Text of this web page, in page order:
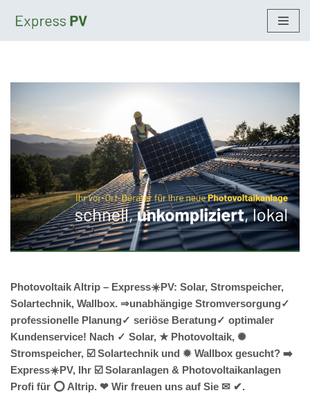
Photovoltaik Altrip – Express☀️PV️: Solar, Stromspeicher,
Solartechnik, Wallbox. ⇒unabhängige Stromversorgung✓
professionelle Planung✓ seriöse Beratung✓ optimaler
Kundenservice! Nach ✓ Solar, ★ Photovoltaik, ✺
Stromspeicher, ☑️ Solartechnik und ✹ Wallbox gesucht? ➡️
Express☀️PV️, Ihr ☑️ Solaranlagen & Photovoltaikanlagen
Profi für ⭕ Altrip. ❤ Wir freuen uns auf Sie ✉ ✔.